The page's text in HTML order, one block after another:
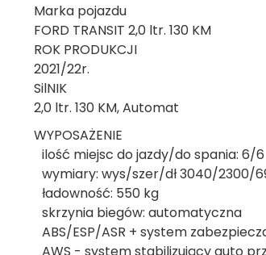
Marka pojazdu
FORD TRANSIT 2,0 ltr. 130 KM
ROK PRODUKCJI
2021/22r.
SilNIK
2,0 ltr. 130 KM, Automat
WYPOSAŻENIE
ilość miejsc do jazdy/do spania: 6/6
wymiary: wys/szer/dł 3040/2300/
ładowność: 550 kg
skrzynia biegów: automatyczna
ABS/ESP/ASR + system